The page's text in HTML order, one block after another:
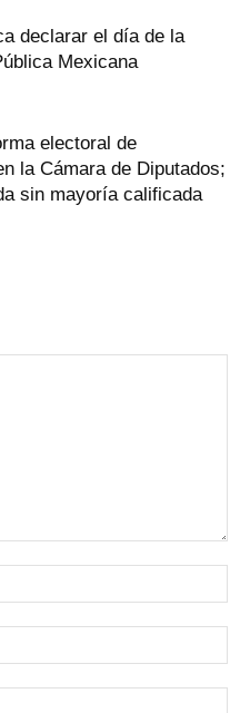
declarar el día de la
Mexicana
electoral de
la Cámara de Diputados;
sin mayoría calificada